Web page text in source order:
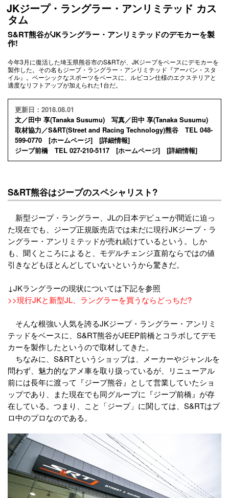
JKジープ・ラングラー・アンリミテッド カス
タム
S&RT熊谷がJKラングラー・アンリミテッドのデモカーを製
作!
今年3月に復活した埼玉県熊谷市のS&RTが、JKジープをベースにデモカーを
製作した。その名もジープ・ラングラー・アンリミテッド『アーバン・スタ
イル』。ベーシックなスポーツをベースに、ルビコン仕様のエクステリアと
適度なリフトアップが加えられた1台だ。
更新日：2018.08.01
文／田中 享(Tanaka Susumu) 写真／田中 享(Tanaka Susumu)
取材協力／S&RT(Street and Racing Technology)熊谷 TEL 048-
599-0770 [ホームページ] [詳細情報]
ジープ前橋 TEL 027-210-5117 [ホームページ] [詳細情報]
S&RT熊谷はジープのスペシャリスト?
新型ジープ・ラングラー、JLの日本デビューが間近に迫っ
た現在でも、ジープ正規販売店では未だに現行JKジープ・ラ
ングラー・アンリミテッドが売れ続けているという。しか
も、聞くところによると、モデルチェンジ直前ならではの値
引きなどもほとんどしていないというから驚きだ。
↓JKラングラーの現状については下記を参照
>>現行JKと新型JL、ラングラーを買うならどっちだ?
そんな根強い人気を誇るJKジープ・ラングラー・アンリミ
テッドをベースに、S&RT熊谷がJEEP前橋とコラボしてデモ
カーを製作したというので取材してきた。
ちなみに、S&RTというショップは、メーカーやジャンルを
問わず、魅力的なアメ車を取り扱っているが、リニューアル
前には長年に渡って『ジープ熊谷』として営業していたショ
ップであり、また現在でも同グループに『ジープ前橋』が存
在している。つまり、こと「ジープ」に関しては、S&RTはプ
ロ中のプロなのである。